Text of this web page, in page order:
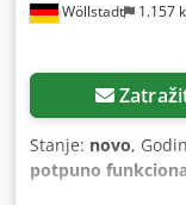
Wöllstadt 1.157
Stanje: novo,
potpuno
sistem za